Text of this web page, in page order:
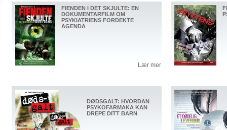
FIENDEN I DET SKJULTE: EN
DOKUMENTARFILM OM
PSYKIATRIENS FORDEKTE
AGENDA
Lær mer
DØDSGALT: HVORDAN
PSYKOFARMAKA KAN
DREPE DITT BARN